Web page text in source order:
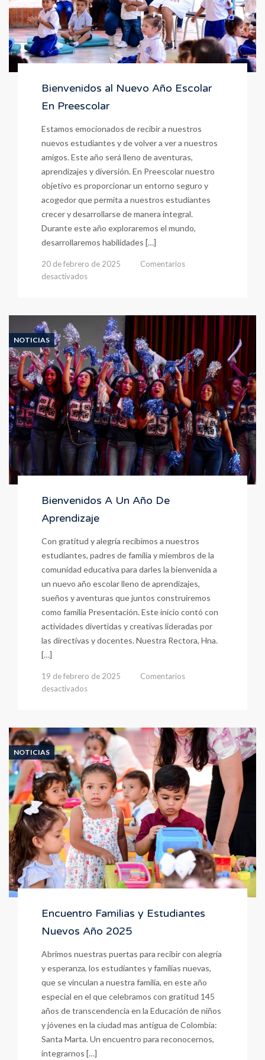
Bienvenidos al Nuevo Año Escolar
En Preescolar
Estamos emocionados de recibir a nuestros
nuevos estudiantes y de volver a ver a nuestros
amigos. Este año será lleno de aventuras,
aprendizajes y diversión. En Preescolar nuestro
objetivo es proporcionar un entorno seguro y
acogedor que permita a nuestros estudiantes
crecer y desarrollarse de manera integral.
Durante este año exploraremos el mundo,
desarrollaremos habilidades […]
20 de febrero de 2025
Comentarios
desactivados
Escolar
En
Preescolar
NOTICIAS
Bienvenidos A Un Año De
Aprendizaje
Con gratitud y alegría recibimos a nuestros
estudiantes, padres de familia y miembros de la
comunidad educativa para darles la bienvenida a
un nuevo año escolar lleno de aprendizajes,
sueños y aventuras que juntos construiremos
como familia Presentación. Este inicio contó con
actividades divertidas y creativas lideradas por
las directivas y docentes. Nuestra Rectora, Hna.
[…]
19 de febrero de 2025
Comentarios
desactivados
Año
De
Aprendizaje
NOTICIAS
Encuentro Familias y Estudiantes
Nuevos Año 2025
Abrimos nuestras puertas para recibir con alegría
y esperanza, los estudiantes y familias nuevas,
que se vinculan a nuestra familia, en este año
especial en el que celebramos con gratitud 145
años de transcendencia en la Educación de niños
y jóvenes en la ciudad mas antigua de Colombia:
Santa Marta. Un encuentro para reconocernos,
integrarnos […]